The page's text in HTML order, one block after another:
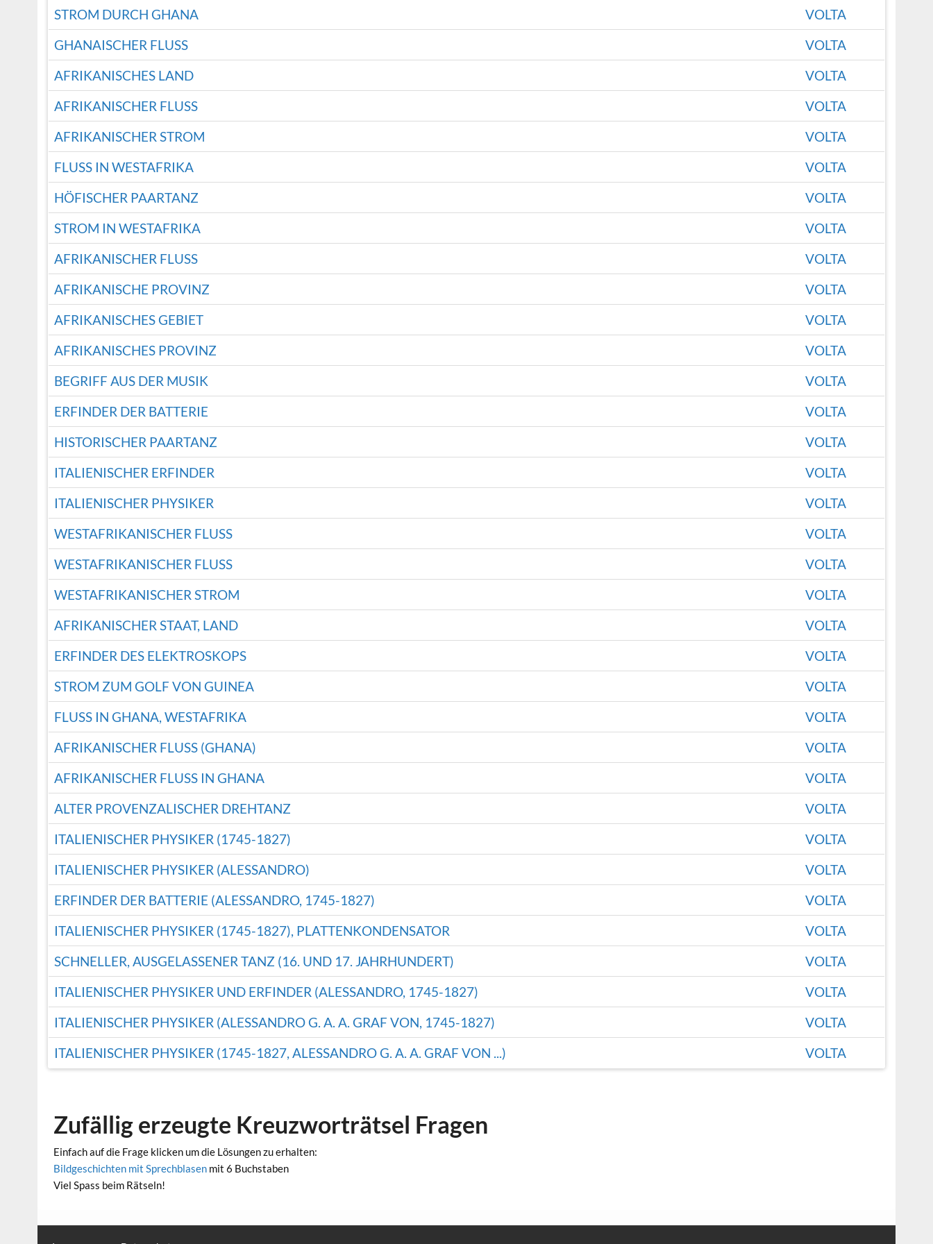
STROM DURCH GHANA
VOLTA
GHANAISCHER FLUSS
VOLTA
AFRIKANISCHES LAND
VOLTA
AFRIKANISCHER FLUSS
VOLTA
AFRIKANISCHER STROM
VOLTA
FLUSS IN WESTAFRIKA
VOLTA
HÖFISCHER PAARTANZ
VOLTA
STROM IN WESTAFRIKA
VOLTA
AFRIKANISCHER FLUSS
VOLTA
AFRIKANISCHE PROVINZ
VOLTA
AFRIKANISCHES GEBIET
VOLTA
AFRIKANISCHES PROVINZ
VOLTA
BEGRIFF AUS DER MUSIK
VOLTA
ERFINDER DER BATTERIE
VOLTA
HISTORISCHER PAARTANZ
VOLTA
ITALIENISCHER ERFINDER
VOLTA
ITALIENISCHER PHYSIKER
VOLTA
WESTAFRIKANISCHER FLUSS
VOLTA
WESTAFRIKANISCHER FLUSS
VOLTA
WESTAFRIKANISCHER STROM
VOLTA
AFRIKANISCHER STAAT, LAND
VOLTA
ERFINDER DES ELEKTROSKOPS
VOLTA
STROM ZUM GOLF VON GUINEA
VOLTA
FLUSS IN GHANA, WESTAFRIKA
VOLTA
AFRIKANISCHER FLUSS (GHANA)
VOLTA
AFRIKANISCHER FLUSS IN GHANA
VOLTA
ALTER PROVENZALISCHER DREHTANZ
VOLTA
ITALIENISCHER PHYSIKER (1745-1827)
VOLTA
ITALIENISCHER PHYSIKER (ALESSANDRO)
VOLTA
ERFINDER DER BATTERIE (ALESSANDRO, 1745-1827)
VOLTA
ITALIENISCHER PHYSIKER (1745-1827), PLATTENKONDENSATOR
VOLTA
SCHNELLER, AUSGELASSENER TANZ (16. UND 17. JAHRHUNDERT)
VOLTA
ITALIENISCHER PHYSIKER UND ERFINDER (ALESSANDRO, 1745-1827)
VOLTA
ITALIENISCHER PHYSIKER (ALESSANDRO G. A. A. GRAF VON, 1745-1827)
VOLTA
ITALIENISCHER PHYSIKER (1745-1827, ALESSANDRO G. A. A. GRAF VON ...)
VOLTA
Zufällig erzeugte Kreuzworträtsel Fragen
Einfach auf die Frage klicken um die Lösungen zu erhalten:
Bildgeschichten mit Sprechblasenmit 6 Buchstaben
Viel Spass beim Rätseln!